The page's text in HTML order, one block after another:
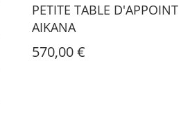
PETITE TABLE D'APPOINT
AIKANA
570,00 €